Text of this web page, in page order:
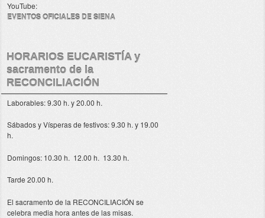
YouTube:
EVENTOS OFICIALES DE SIENA
HORARIOS EUCARISTÍA y
sacramento de la
RECONCILIACIÓN
Laborables: 9.30 h. y 20.00 h.
Sábados y Vísperas de festivos: 9.30 h. y 19.00
h.
Domingos: 10.30 h. 12.00 h. 13.30 h.
Tarde 20.00 h.
El sacramento de la RECONCILIACIÓN se
celebra media hora antes de las misas.